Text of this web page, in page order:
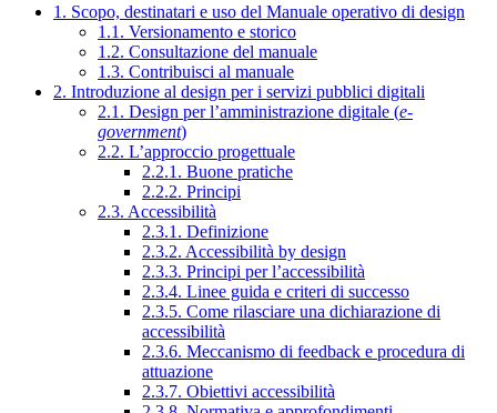
1. Scopo, destinatari e uso del Manuale operativo di design
1.1. Versionamento e storico
1.2. Consultazione del manuale
1.3. Contribuisci al manuale
2. Introduzione al design per i servizi pubblici digitali
2.1. Design per l’amministrazione digitale (e-
government)
2.2. L’approccio progettuale
2.2.1. Buone pratiche
2.2.2. Principi
2.3. Accessibilità
2.3.1. Definizione
2.3.2. Accessibilità by design
2.3.3. Principi per l’accessibilità
2.3.4. Linee guida e criteri di successo
2.3.5. Come rilasciare una dichiarazione di
accessibilità
2.3.6. Meccanismo di feedback e procedura di
attuazione
2.3.7. Obiettivi accessibilità